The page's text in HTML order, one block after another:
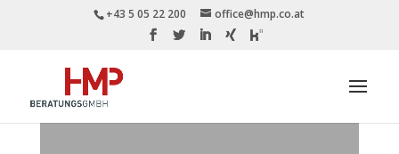
+43 5 05 22 200 office@hmp.co.at